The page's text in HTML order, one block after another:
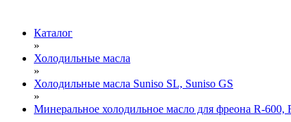
Каталог
»
Холодильные масла
»
Холодильные масла Suniso SL, Suniso GS
»
Минеральное холодильное масло для фреона R-